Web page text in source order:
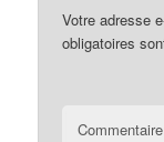
Votre adresse
obligatoires